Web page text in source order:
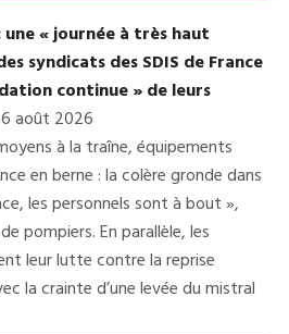
une « journée à très haut
syndicats des SDIS de France
continue » de leurs
6 août 2026
à la traîne, équipements
en berne : la colère gronde dans
les personnels sont à bout »,
pompiers. En parallèle, les
leur lutte contre la reprise
la crainte d’une levée du mistral